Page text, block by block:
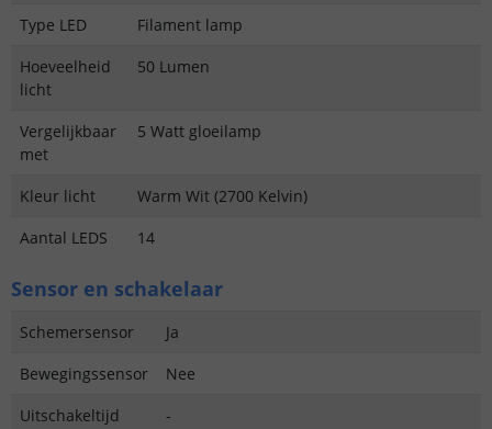
Type LED
Filament lamp
Hoeveelheid
licht
50 Lumen
Vergelijkbaar
met
5 Watt gloeilamp
Kleur licht
Warm Wit (2700 Kelvin)
Aantal LEDS
14
Sensor en schakelaar
Schemersensor
Ja
Bewegingssensor
Nee
Uitschakeltijd
-